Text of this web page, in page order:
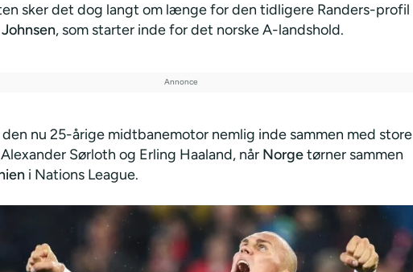
sker det dog langt om længe for den tidligere Randers-profil
, som starter inde for det norske A-landshold.
nu 25-årige midtbanemotor nemlig inde sammen med store
Sørloth og Erling Haaland, når Norgetørner sammen
i Nations League.